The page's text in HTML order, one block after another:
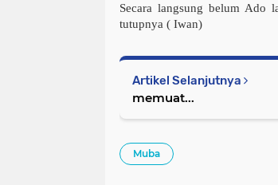
Secara langsung belum Ado
tutupnya ( Iwan)
Artikel Selanjutnya
memuat...
Muba